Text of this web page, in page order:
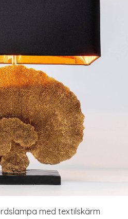
med textilskärm